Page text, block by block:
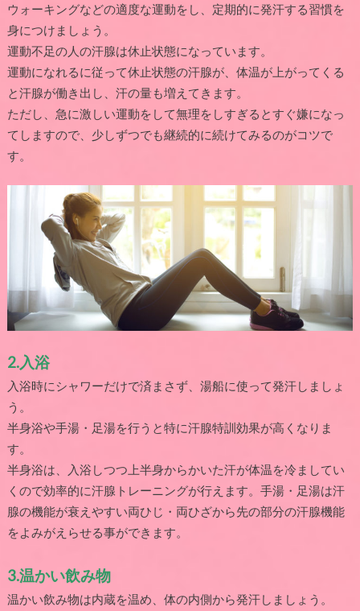
ウォーキングなどの適度な運動をし、定期的に発汗する習慣を
身につけましょう。
運動不足の人の汗腺は休止状態になっています。
運動になれるに従って休止状態の汗腺が、体温が上がってくる
と汗腺が働き出し、汗の量も増えてきます。
ただし、急に激しい運動をして無理をしすぎるとすぐ嫌になっ
てしますので、少しずつでも継続的に続けてみるのがコツで
す。
2.入浴
入浴時にシャワーだけで済まさず、湯船に使って発汗しましょ
う。
半身浴や手湯・足湯を行うと特に汗腺特訓効果が高くなりま
す。
半身浴は、入浴しつつ上半身からかいた汗が体温を冷ましてい
くので効率的に汗腺トレーニングが行えます。手湯・足湯は汗
腺の機能が衰えやすい両ひじ・両ひざから先の部分の汗腺機能
をよみがえらせる事ができます。
3.温かい飲み物
温かい飲み物は内蔵を温め、体の内側から発汗しましょう。